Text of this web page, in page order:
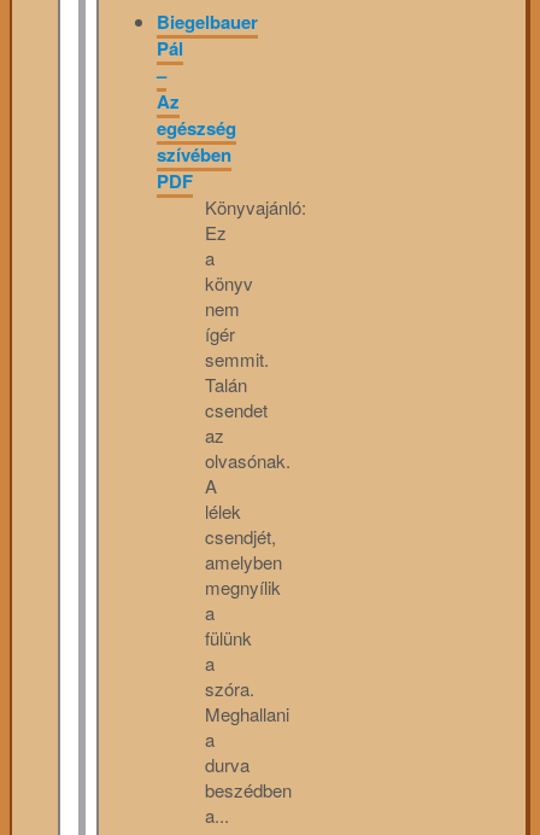
Biegelbauer
Pál
–
Az
egészség
szívében
PDF
Könyvajánló:
Ez
a
könyv
nem
ígér
semmit.
Talán
csendet
az
olvasónak.
A
lélek
csendjét,
amelyben
megnyílik
a
fülünk
a
szóra.
Meghallani
a
durva
beszédben
a...